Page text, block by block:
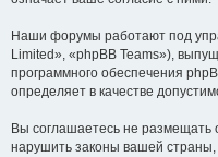
Наши форумы работают под
Limited», «phpBB Teams»),
программного обеспечения
определяет в качестве
Вы соглашаетесь не размещать
нарушить законы вашей страны,